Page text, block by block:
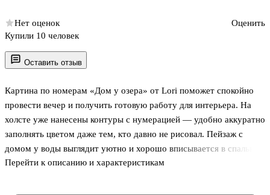
Оставить отзыв
Картина по номерам «Дом у озера» от Lori поможет спокойно
провести вечер и получить готовую работу для интерьера. На
холсте уже нанесены контуры с нумерацией — удобно аккуратно
заполнять цветом даже тем, кто давно не рисовал. Пейзаж с
домом у воды выглядит уютно и хорошо вписывается в спальню,
гостиную или рабочее место.
Перейти к описанию и характеристикам
Нет оценок
Оценить
Купили 10 человек